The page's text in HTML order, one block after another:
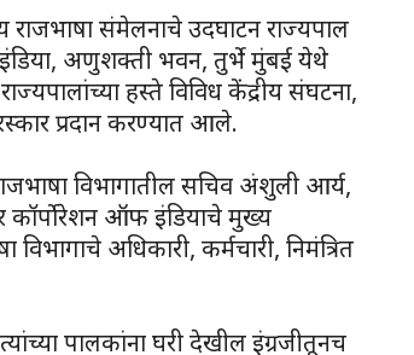
राजभाषा संमेलनाचे उदघाटन राज्यपाल
इंडिया, अणुशक्ती भवन, तुर्भे मुंबई येथे
हस्ते विविध केंद्रीय संघटना,
प्रदान करण्यात आले.
विभागातील सचिव अंशुली आर्य,
कॉर्पोरेशन ऑफ इंडियाचे मुख्य
अधिकारी, कर्मचारी, निमंत्रित
पालकांना घरी देखील इंग्रजीतूनच